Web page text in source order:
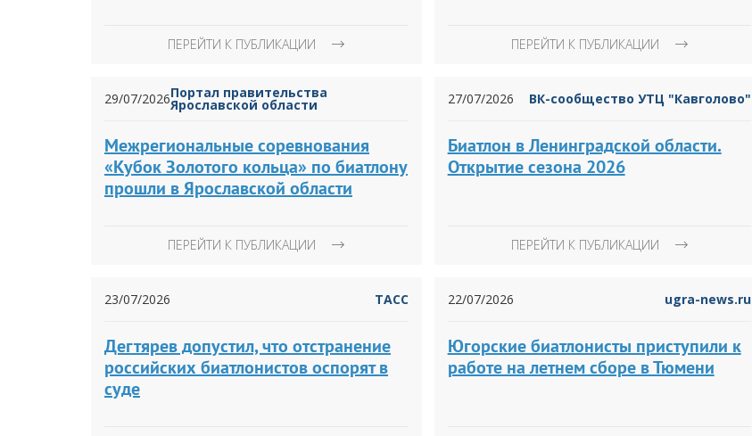
ПЕРЕЙТИ К ПУБЛИКАЦИИ ПЕРЕЙТИ К ПУБЛИКАЦИИ
29/07/2026Портал правительства
Ярославской области
Межрегиональные соревнования
«Кубок Золотого кольца» по биатлону
прошли в Ярославской области
ПЕРЕЙТИ К ПУБЛИКАЦИИ
27/07/2026 ВК-сообщество УТЦ "Кавголово"
Биатлон в Ленинградской области.
Открытие сезона 2026
ПЕРЕЙТИ К ПУБЛИКАЦИИ
23/07/2026 ТАСС
Дегтярев допустил, что отстранение
российских биатлонистов оспорят в
суде
22/07/2026 ugra-news.ru
Югорские биатлонисты приступили к
работе на летнем сборе в Тюмени